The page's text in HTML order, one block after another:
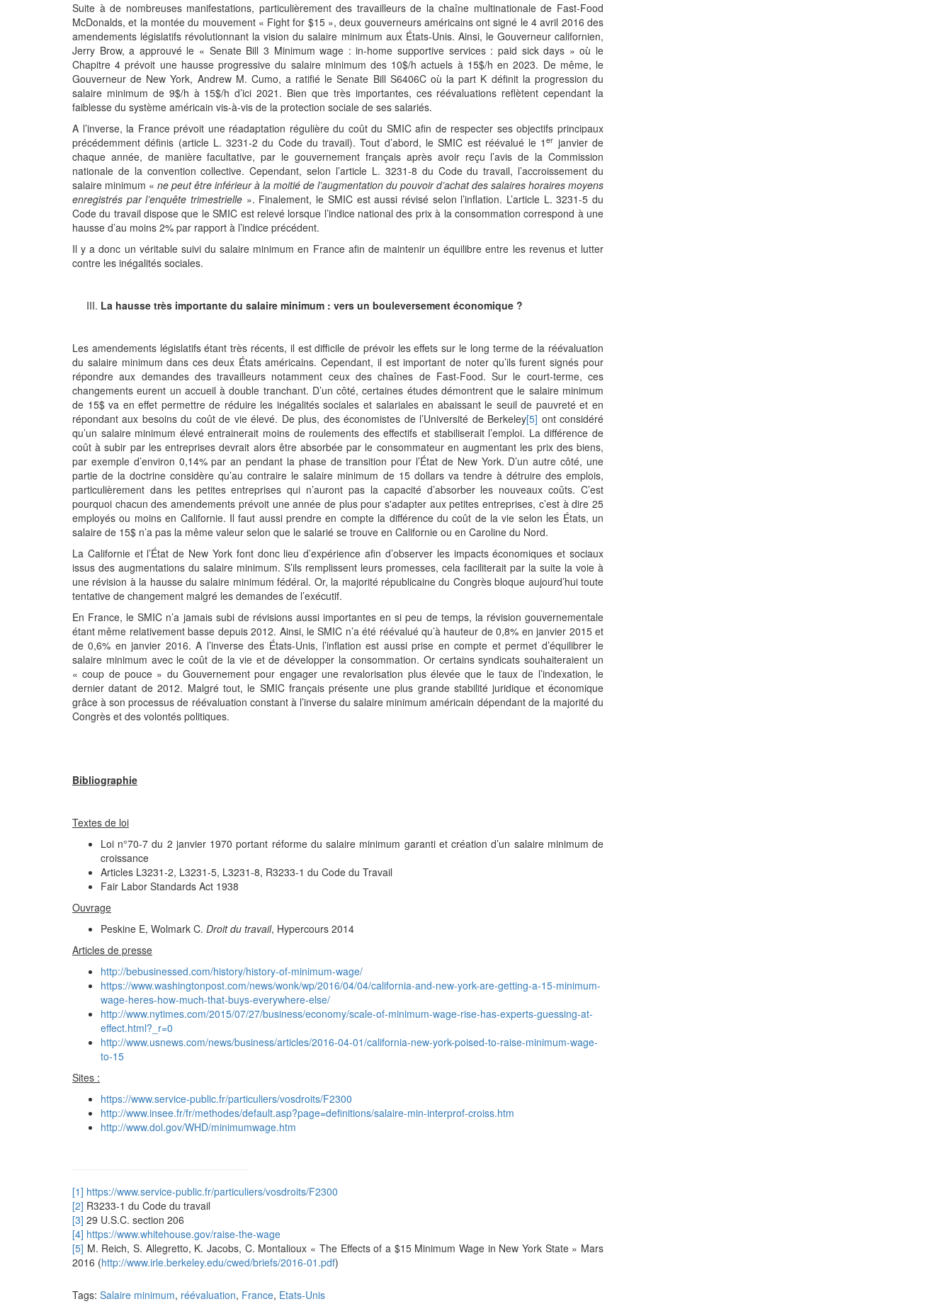
Suite à de nombreuses manifestations, particulièrement des travailleurs de la chaîne multinationale de Fast-Food
McDonalds, et la montée du mouvement « Fight for $15 », deux gouverneurs américains ont signé le 4 avril 2016 des
amendements législatifs révolutionnant la vision du salaire minimum aux États-Unis. Ainsi, le Gouverneur californien,
Jerry Brow, a approuvé le « Senate Bill 3 Minimum wage : in-home supportive services : paid sick days » où le
Chapitre 4 prévoit une hausse progressive du salaire minimum des 10$/h actuels à 15$/h en 2023. De même, le
Gouverneur de New York, Andrew M. Cumo, a ratifié le Senate Bill S6406C où la part K définit la progression du
salaire minimum de 9$/h à 15$/h d’ici 2021. Bien que très importantes, ces réévaluations reflètent cependant la
faiblesse du système américain vis-à-vis de la protection sociale de ses salariés.
A l’inverse, la France prévoit une réadaptation régulière du coût du SMIC afin de respecter ses objectifs principaux
précédemment définis (article L. 3231-2 du Code du travail). Tout d’abord, le SMIC est réévalué le 1er janvier de
chaque année, de manière facultative, par le gouvernement français après avoir reçu l’avis de la Commission
nationale de la convention collective. Cependant, selon l’article L. 3231-8 du Code du travail, l’accroissement du
salaire minimum « ne peut être inférieur à la moitié de l’augmentation du pouvoir d’achat des salaires horaires moyens
enregistrés par l’enquête trimestrielle ». Finalement, le SMIC est aussi révisé selon l’inflation. L’article L. 3231-5 du
Code du travail dispose que le SMIC est relevé lorsque l’indice national des prix à la consommation correspond à une
hausse d’au moins 2% par rapport à l’indice précédent.
Il y a donc un véritable suivi du salaire minimum en France afin de maintenir un équilibre entre les revenus et lutter
contre les inégalités sociales.
La hausse très importante du salaire minimum : vers un bouleversement économique ?
Les amendements législatifs étant très récents, il est difficile de prévoir les effets sur le long terme de la réévaluation
du salaire minimum dans ces deux États américains. Cependant, il est important de noter qu’ils furent signés pour
répondre aux demandes des travailleurs notamment ceux des chaînes de Fast-Food. Sur le court-terme, ces
changements eurent un accueil à double tranchant. D’un côté, certaines études démontrent que le salaire minimum
de 15$ va en effet permettre de réduire les inégalités sociales et salariales en abaissant le seuil de pauvreté et en
répondant aux besoins du coût de vie élevé. De plus, des économistes de l’Université de Berkeley[5] ont considéré
qu’un salaire minimum élevé entrainerait moins de roulements des effectifs et stabiliserait l’emploi. La différence de
coût à subir par les entreprises devrait alors être absorbée par le consommateur en augmentant les prix des biens,
par exemple d’environ 0,14% par an pendant la phase de transition pour l’État de New York. D’un autre côté, une
partie de la doctrine considère qu’au contraire le salaire minimum de 15 dollars va tendre à détruire des emplois,
particulièrement dans les petites entreprises qui n’auront pas la capacité d’absorber les nouveaux coûts. C’est
pourquoi chacun des amendements prévoit une année de plus pour s'adapter aux petites entreprises, c’est à dire 25
employés ou moins en Californie. Il faut aussi prendre en compte la différence du coût de la vie selon les États, un
salaire de 15$ n’a pas la même valeur selon que le salarié se trouve en Californie ou en Caroline du Nord.
La Californie et l’État de New York font donc lieu d’expérience afin d’observer les impacts économiques et sociaux
issus des augmentations du salaire minimum. S’ils remplissent leurs promesses, cela faciliterait par la suite la voie à
une révision à la hausse du salaire minimum fédéral. Or, la majorité républicaine du Congrès bloque aujourd’hui toute
tentative de changement malgré les demandes de l’exécutif.
En France, le SMIC n’a jamais subi de révisions aussi importantes en si peu de temps, la révision gouvernementale
étant même relativement basse depuis 2012. Ainsi, le SMIC n’a été réévalué qu’à hauteur de 0,8% en janvier 2015 et
de 0,6% en janvier 2016. A l’inverse des États-Unis, l’inflation est aussi prise en compte et permet d’équilibrer le
salaire minimum avec le coût de la vie et de développer la consommation. Or certains syndicats souhaiteraient un
« coup de pouce » du Gouvernement pour engager une revalorisation plus élevée que le taux de l’indexation, le
dernier datant de 2012. Malgré tout, le SMIC français présente une plus grande stabilité juridique et économique
grâce à son processus de réévaluation constant à l’inverse du salaire minimum américain dépendant de la majorité du
Congrès et des volontés politiques.
Bibliographie
Textes de loi
Loi n°70-7 du 2 janvier 1970 portant réforme du salaire minimum garanti et création d’un salaire minimum de
croissance
Articles L3231-2, L3231-5, L3231-8, R3233-1 du Code du Travail
Fair Labor Standards Act 1938
Ouvrage
Peskine E, Wolmark C. Droit du travail, Hypercours 2014
Articles de presse
http://bebusinessed.com/history/history-of-minimum-wage/
https://www.washingtonpost.com/news/wonk/wp/2016/04/04/california-and-new-york-are-getting-a-15-minimum-
wage-heres-how-much-that-buys-everywhere-else/
http://www.nytimes.com/2015/07/27/business/economy/scale-of-minimum-wage-rise-has-experts-guessing-at-
effect.html?_r=0
http://www.usnews.com/news/business/articles/2016-04-01/california-new-york-poised-to-raise-minimum-wage-
to-15
Sites :
https://www.service-public.fr/particuliers/vosdroits/F2300
http://www.insee.fr/fr/methodes/default.asp?page=definitions/salaire-min-interprof-croiss.htm
http://www.dol.gov/WHD/minimumwage.htm
[1] https://www.service-public.fr/particuliers/vosdroits/F2300
[2] R3233-1 du Code du travail
[3] 29 U.S.C. section 206
[4] https://www.whitehouse.gov/raise-the-wage
[5] M. Reich, S. Allegretto, K. Jacobs, C. Montalioux « The Effects of a $15 Minimum Wage in New York State » Mars
2016 (http://www.irle.berkeley.edu/cwed/briefs/2016-01.pdf)
Tags: Salaire minimum, réévaluation, France, Etats-Unis